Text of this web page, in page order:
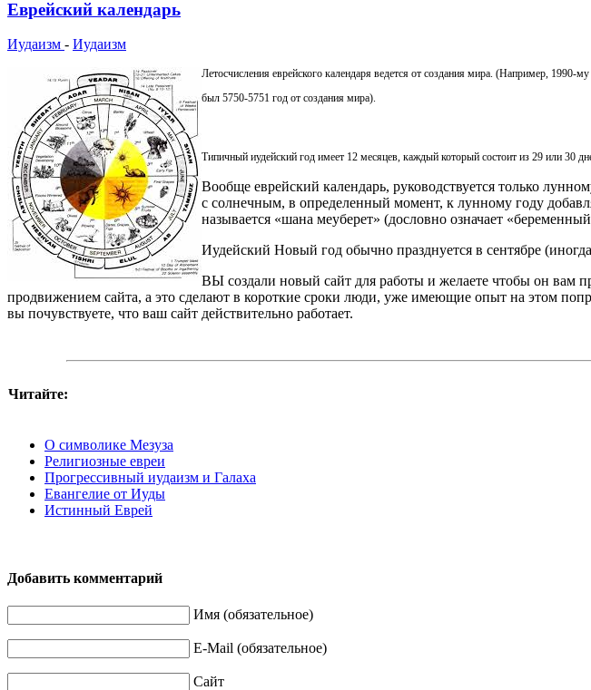
Еврейский календарь
Иудаизм - Иудаизм
Летосчисления еврейского календаря ведется от создания мира. (Например, 1990-
был 5750-5751 год от создания мира).
Типичный иудейский год имеет 12 месяцев, каждый который состоит из 29 или 30
Вообще еврейский календарь, руководствуется только
с солнечным, в определенный момент, к лунному году
называется «шана меуберет» (дословно означает
Иудейский Новый год обычно празднуется в сентябре
ВЫ создали новый сайт для работы и желаете чтобы он вам
продвижением сайта, а это сделают в короткие сроки люди, уже имеющие опыт на этом
вы почувствуете, что ваш сайт действительно работает.
Читайте:
О символике Мезуза
Религиозные евреи
Прогрессивный иудаизм и Галаха
Евангелие от Иуды
Истинный Еврей
Добавить комментарий
Имя (обязательное)
E-Mail (обязательное)
Сайт